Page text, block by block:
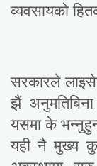
व्यवसायको
सरकारले
झैं
यसमा के
यही नै मुख्य